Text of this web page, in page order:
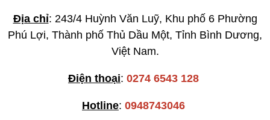
Địa chỉ: 243/4 Huỳnh Văn Luỹ, Khu phố 6 Phường
Phú Lợi, Thành phố Thủ Dầu Một, Tỉnh Bình Dương,
Việt Nam.
Điện thoại: 0274 6543 128
Hotline: 0948743046